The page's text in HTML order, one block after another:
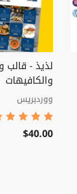
لذيذ - قالب
والكافيهات
ووردبريس
$40.00